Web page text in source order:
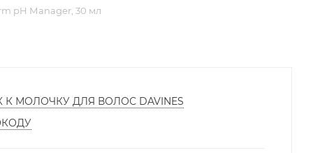
pH Мanager, 30 мл
МОЛОЧКУ ДЛЯ ВОЛОС DAVINES